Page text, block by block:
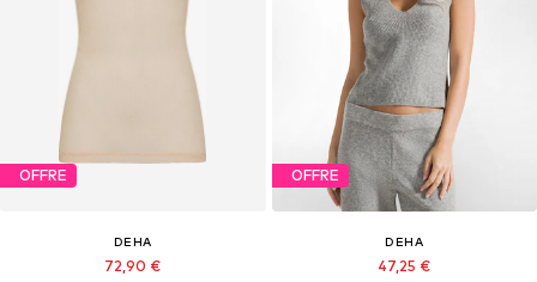
OFFRE
DEHA
72,90 €
OFFRE
DEHA
47,25 €